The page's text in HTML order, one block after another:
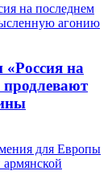
«Россия на